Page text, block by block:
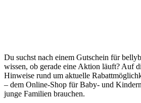
Du suchst nach einem Gutschein für
wissen, ob gerade eine Aktion läuft? Auf
Hinweise rund um aktuelle
– dem Online-Shop für Baby- und
junge Familien brauchen.